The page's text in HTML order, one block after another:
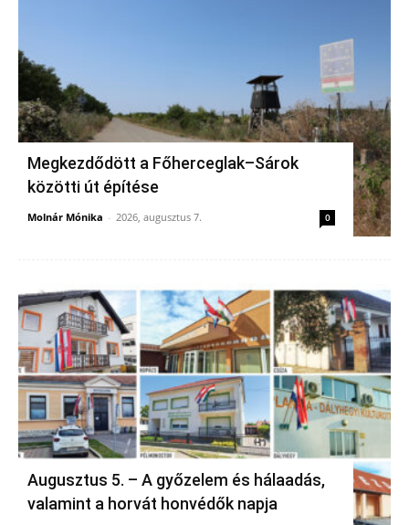
Megkezdődött a Főherceglak–Sárok
közötti út építése
Molnár Mónika - 2026, augusztus 7. 0
Augusztus 5. – A győzelem és hálaadás,
valamint a horvát honvédők napja